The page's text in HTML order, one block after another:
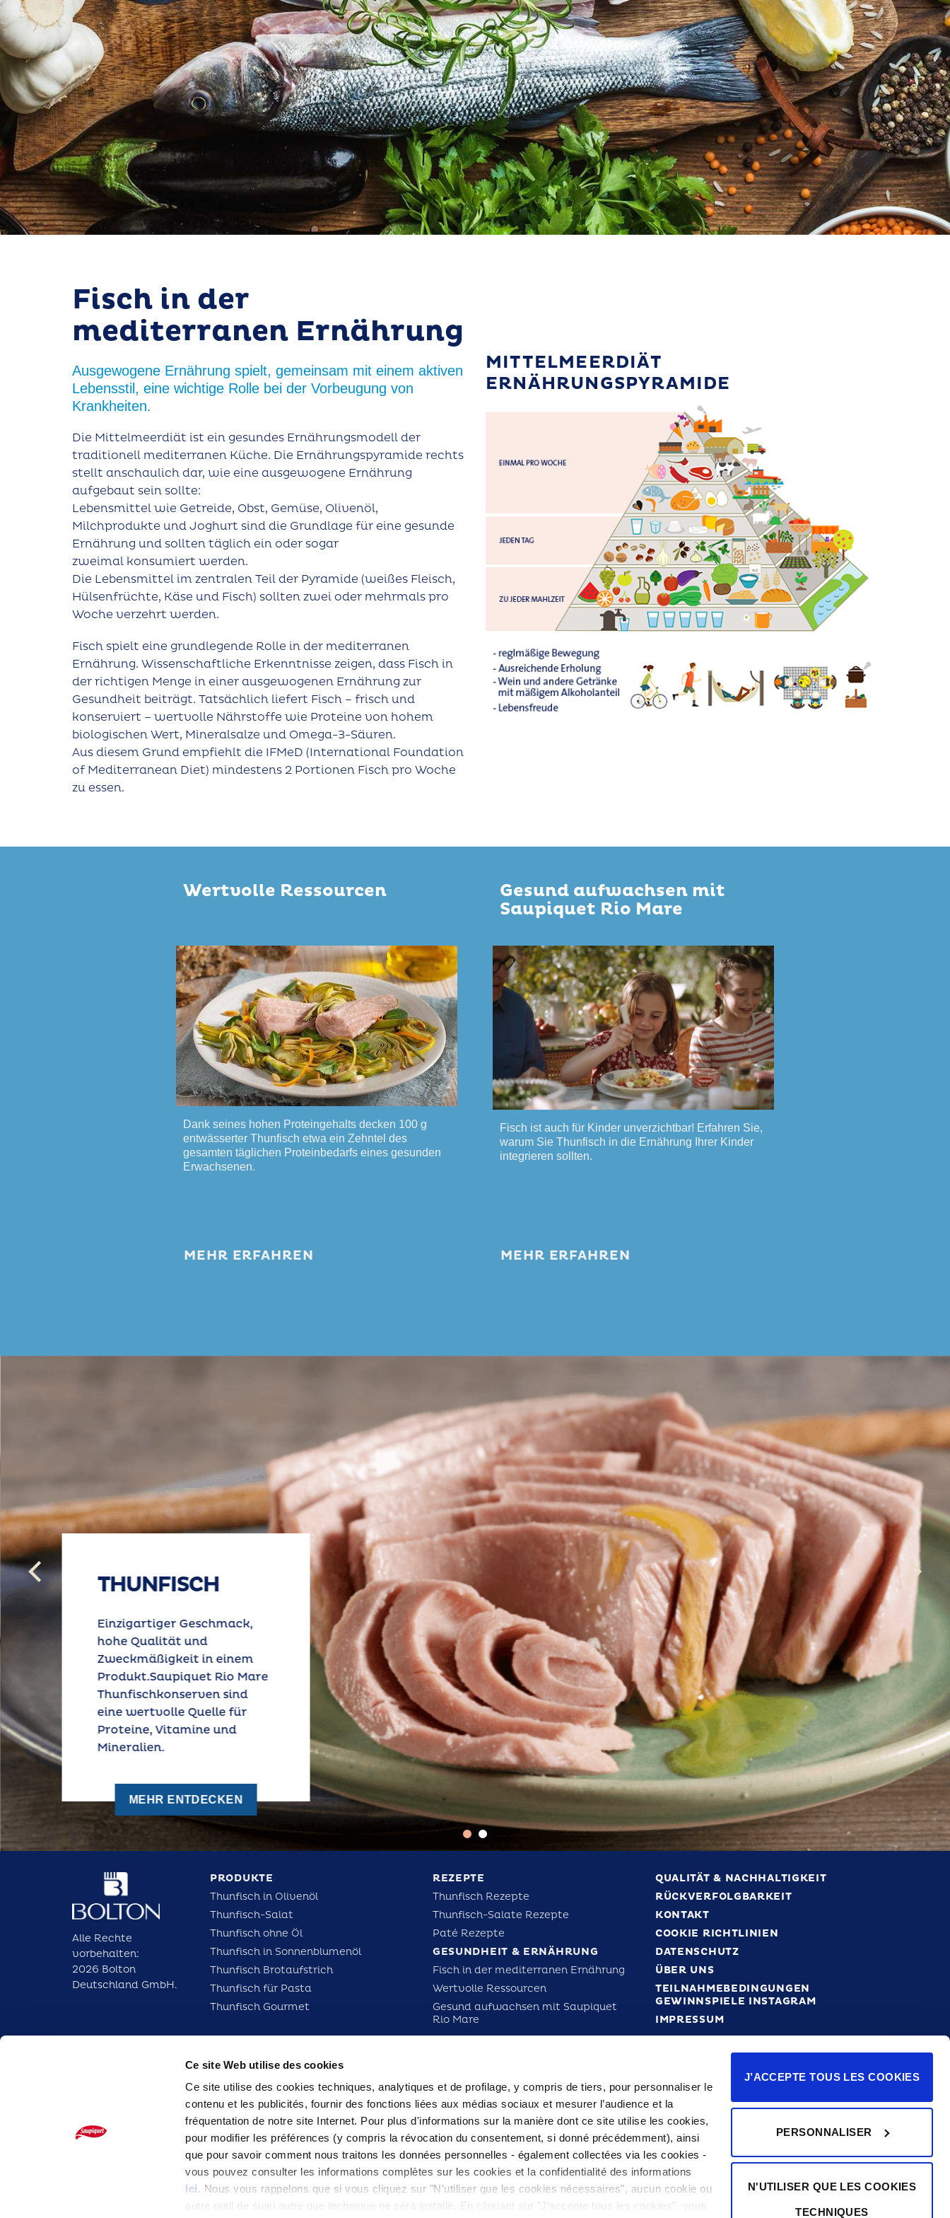
Ce site Web utilise des cookies
Ce site utilise des cookies techniques, analytiques et de profilage, y compris de tiers, pour personnaliser le
contenu et les publicités, fournir des fonctions liées aux médias sociaux et mesurer l’audience et la
fréquentation de notre site Internet. Pour plus d'informations sur la manière dont ce site utilise les cookies,
pour modifier les préférences (y compris la révocation du consentement, si donné précédemment), ainsi
que pour savoir comment nous traitons les données personnelles - également collectées via les cookies -
vous pouvez consulter les informations complètes sur les cookies et la confidentialité des informations
ici. Nous vous rappelons que si vous cliquez sur "N'utiliser que les cookies nécessaires", aucun cookie ou
autre outil de suivi autre que technique ne sera installé. En cliquant sur "J'accepte tous les cookies", vous
J’ACCEPTE TOUS LES COOKIES
PERSONNALISER
N'UTILISER QUE LES COOKIES
TECHNIQUES
Fisch in der
mediterranen Ernährung
Ausgewogene Ernährung spielt, gemeinsam mit einem aktiven
Lebensstil, eine wichtige Rolle bei der Vorbeugung von
Krankheiten.
Die Mittelmeerdiät ist ein gesundes Ernährungsmodell der
traditionell mediterranen Küche. Die Ernährungspyramide rechts
stellt anschaulich dar, wie eine ausgewogene Ernährung
aufgebaut sein sollte:
Lebensmittel wie Getreide, Obst, Gemüse, Olivenöl,
Milchprodukte und Joghurt sind die Grundlage für eine gesunde
Ernährung und sollten täglich ein oder sogar
zweimal konsumiert werden.
Die Lebensmittel im zentralen Teil der Pyramide (weißes Fleisch,
Hülsenfrüchte, Käse und Fisch) sollten zwei oder mehrmals pro
Woche verzehrt werden.
Fisch spielt eine grundlegende Rolle in der mediterranen
Ernährung. Wissenschaftliche Erkenntnisse zeigen, dass Fisch in
der richtigen Menge in einer ausgewogenen Ernährung zur
Gesundheit beiträgt. Tatsächlich liefert Fisch – frisch und
konserviert – wertvolle Nährstoffe wie Proteine von hohem
biologischen Wert, Mineralsalze und Omega-3-Säuren.
Aus diesem Grund empfiehlt die IFMeD (International Foundation
of Mediterranean Diet) mindestens 2 Portionen Fisch pro Woche
zu essen.
MITTELMEERDIÄT
ERNÄHRUNGSPYRAMIDE
Wertvolle Ressourcen
Dank seines hohen Proteingehalts decken 100 g
entwässerter Thunfisch etwa ein Zehntel des
gesamten täglichen Proteinbedarfs eines gesunden
Erwachsenen.
MEHR ERFAHREN
Gesund aufwachsen mit
Saupiquet Rio Mare
Fisch ist auch für Kinder unverzichtbar! Erfahren Sie,
warum Sie Thunfisch in die Ernährung Ihrer Kinder
integrieren sollten.
MEHR ERFAHREN
THUNFISCH
Einzigartiger Geschmack,
hohe Qualität und
Zweckmäßigkeit in einem
Produkt.Saupiquet Rio Mare
Thunfischkonserven sind
eine wertvolle Quelle für
Proteine, Vitamine und
Mineralien.
MEHR ENTDECKEN
Alle Rechte
vorbehalten:
2026 Bolton
Deutschland GmbH.
PRODUKTE
Thunfisch in Olivenöl
Thunfisch-Salat
Thunfisch ohne Öl
Thunfisch in Sonnenblumenöl
Thunfisch Brotaufstrich
Thunfisch für Pasta
Thunfisch Gourmet
REZEPTE
Thunfisch Rezepte
Thunfisch-Salate Rezepte
Paté Rezepte
GESUNDHEIT & ERNÄHRUNG
Fisch in der mediterranen Ernährung
Wertvolle Ressourcen
Gesund aufwachsen mit Saupiquet
Rio Mare
QUALITÄT & NACHHALTIGKEIT
RÜCKVERFOLGBARKEIT
KONTAKT
COOKIE RICHTLINIEN
DATENSCHUTZ
ÜBER UNS
TEILNAHMEBEDINGUNGEN
GEWINNSPIELE INSTAGRAM
IMPRESSUM
FOLGE UNS AUF UNSEREN SOZIALEN NETZWERKEN: